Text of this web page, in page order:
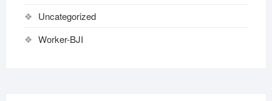
Uncategorized
Worker-BJI